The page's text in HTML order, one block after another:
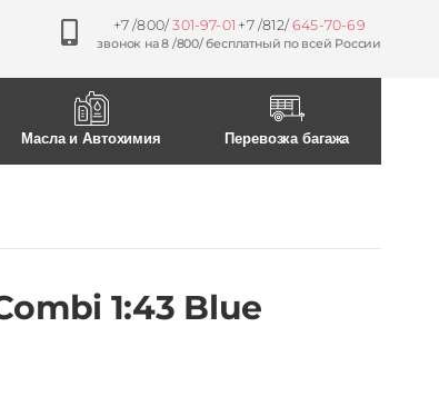
+7 /800/301-97-01 +7 /812/645-70-69
звонок на 8 /800/ бесплатный по всей России
Масла и Автохимия Перевозка багажа
1:43 Blue